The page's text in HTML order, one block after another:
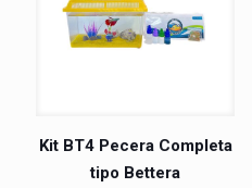
Kit BT4 Pecera Completa
tipo Bettera